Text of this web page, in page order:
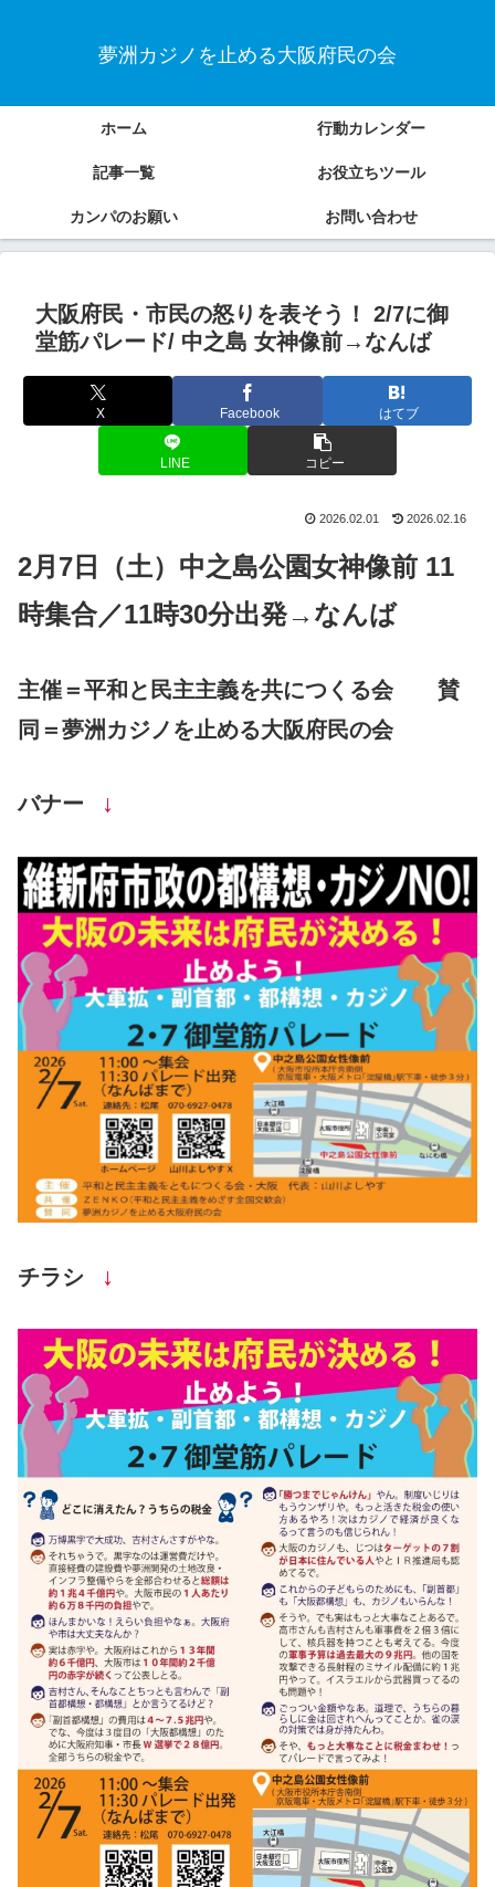
夢洲カジノを止める大阪府民の会
ホーム 行動カレンダー
記事一覧 お役立ちツール
カンパのお願い お問い合わせ
大阪府民・市民の怒りを表そう！ 2/7に御
堂筋パレード/ 中之島 女神像前→なんば
X Facebook はてブ
LINE コピー
2026.02.01 2026.02.16
2月7日（土）中之島公園女神像前 11
時集合／11時30分出発→なんば
主催＝平和と民主主義を共につくる会 賛
同＝夢洲カジノを止める大阪府民の会
バナー ↓
チラシ ↓